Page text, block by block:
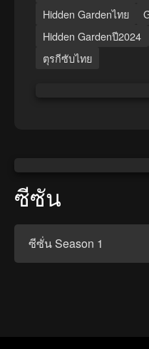
Hidden Gardenไทย
Hidden Gardenปี2024
ตุรกีซับไทย
ซีซัน
ซีซั่น Season 1